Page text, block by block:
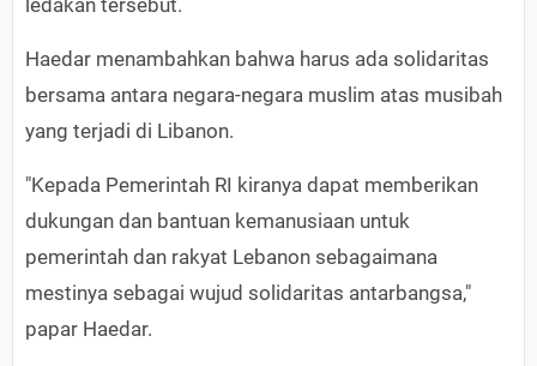
ledakan tersebut.
Haedar menambahkan bahwa harus ada solidaritas
bersama antara negara-negara muslim atas musibah
yang terjadi di Libanon.
"Kepada Pemerintah RI kiranya dapat memberikan
dukungan dan bantuan kemanusiaan untuk
pemerintah dan rakyat Lebanon sebagaimana
mestinya sebagai wujud solidaritas antarbangsa,"
papar Haedar.